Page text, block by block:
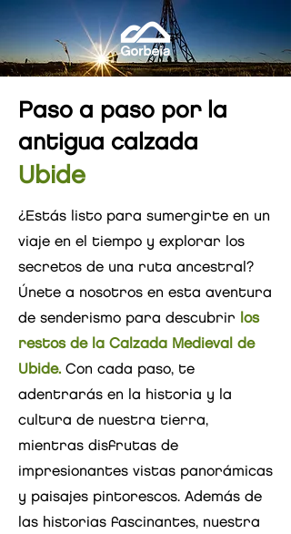
Paso a paso por la
antigua calzada
Ubide
¿Estás listo para sumergirte en un
viaje en el tiempo y explorar los
secretos de una ruta ancestral?
Únete a nosotros en esta aventura
de senderismo para descubrir
los
restos de la Calzada Medieval de
Ubide. Con cada paso, te
adentrarás en la historia y la
cultura de nuestra tierra,
mientras disfrutas de
impresionantes vistas panorámicas
y paisajes pintorescos. Además de
las historias fascinantes, nuestra